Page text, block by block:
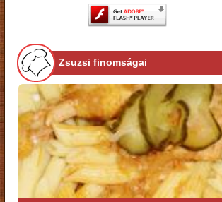
Zsuzsi finomságai